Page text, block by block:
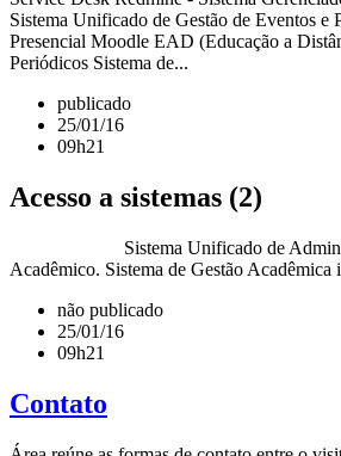
Sistema Unificado de Gestão de Eventos e
Presencial Moodle EAD (Educação a
Periódicos Sistema de...
publicado
25/01/16
09h21
Acesso a sistemas (2)
Sistema Unificado de
Acadêmico. Sistema de Gestão Acadêmica
não publicado
25/01/16
09h21
Contato